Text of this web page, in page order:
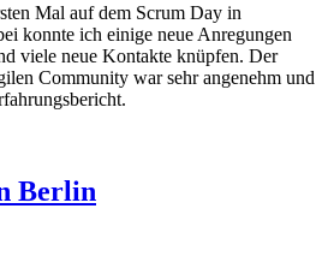
Mal auf dem Scrum Day in
konnte ich einige neue Anregungen
viele neue Kontakte knüpfen. Der
Community war sehr angenehm und
Berlin